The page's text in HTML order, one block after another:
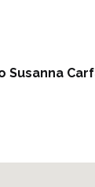
Susanna